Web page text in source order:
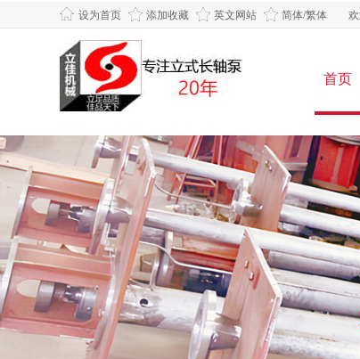
设为首页 添加收藏 英文网站 简体/繁体
首页